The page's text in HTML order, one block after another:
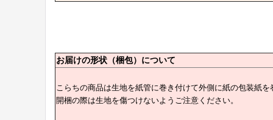
お届けの形状（梱包）について
こらちの商品は生地を紙管に巻き付けて外側に紙の包装紙
開梱の際は生地を傷つけないようご注意ください。